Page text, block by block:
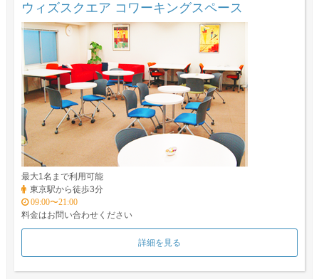
ウィズスクエア コワーキングスペース
最大1名まで利用可能
東京駅から徒歩3分
09:00〜21:00
料金はお問い合わせください
詳細を見る